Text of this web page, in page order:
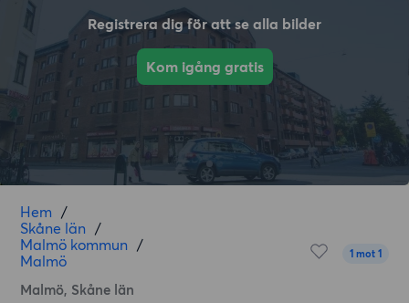
Registrera dig för att se alla bilder
Kom igång gratis
Hem /
Skåne län /
Malmö kommun /
Malmö
Malmö, Skåne län
1 mot 1